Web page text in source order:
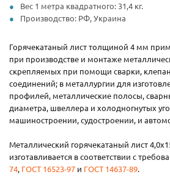
Вес 1 метра квадратного: 31,4 кг.
Производство: РФ, Украина
Горячекатаный лист толщиной 4 мм
при производстве и монтаже
скрепляемых при помощи сварки,
соединений; в металлургии для
профилей, металлические полосы,
диаметра, швеллера и холодногнутых
машиностроении, судостроении, и
Металлический горячекатаный лист
изготавливается в соответствии с
74, ГОСТ 16523-97 и ГОСТ 14637-89.